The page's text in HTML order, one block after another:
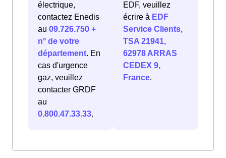
électrique,
contactez Enedis
au 09.726.750 +
n° de votre
département. En
cas d'urgence
gaz, veuillez
contacter GRDF
au
0.800.47.33.33.
EDF, veuillez
écrire à EDF
Service Clients,
TSA 21941,
62978 ARRAS
CEDEX 9,
France.